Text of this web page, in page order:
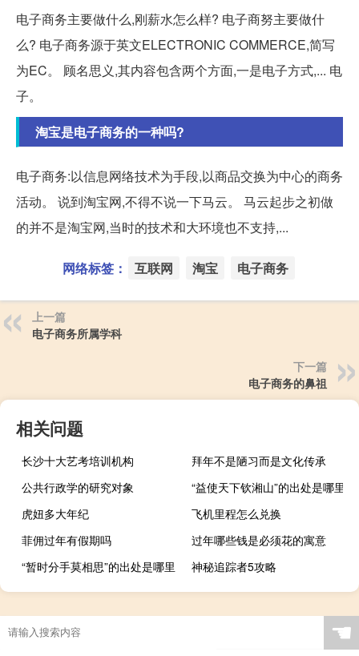
电子商务主要做什么,刚薪水怎么样? 电子商努主要做什
么? 电子商务源于英文ELECTRONIC COMMERCE,简写
为EC。 顾名思义,其内容包含两个方面,一是电子方式,... 电
子。
淘宝是电子商务的一种吗?
电子商务:以信息网络技术为手段,以商品交换为中心的商务
活动。 说到淘宝网,不得不说一下马云。 马云起步之初做
的并不是淘宝网,当时的技术和大环境也不支持,...
网络标签： 互联网 淘宝 电子商务
上一篇
电子商务所属学科
下一篇
电子商务的鼻祖
相关问题
长沙十大艺考培训机构
拜年不是陋习而是文化传承
公共行政学的研究对象
“益使天下钦湘山”的出处是哪里
虎妞多大年纪
飞机里程怎么兑换
菲佣过年有假期吗
过年哪些钱是必须花的寓意
“暂时分手莫相思”的出处是哪里
神秘追踪者5攻略
☚